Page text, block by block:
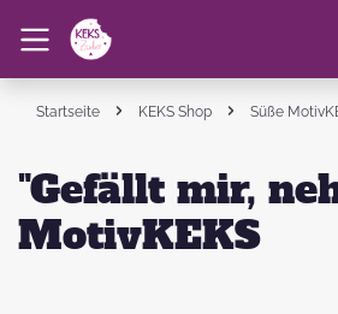
Startseite KEKS Shop Süße
"Gefällt mir,
MotivKEKS